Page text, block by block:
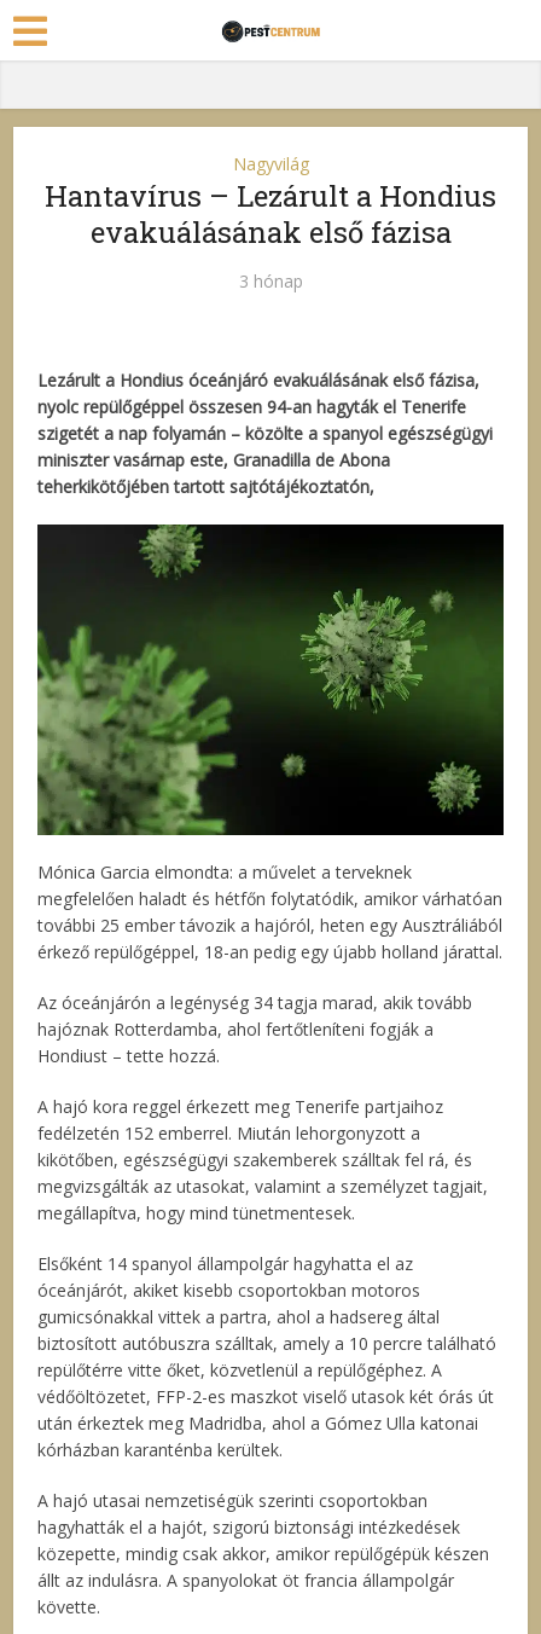
Nagyvilág
Hantavírus – Lezárult a Hondius
evakuálásának első fázisa
3 hónap
Lezárult a Hondius óceánjáró evakuálásának első fázisa,
nyolc repülőgéppel összesen 94-an hagyták el Tenerife
szigetét a nap folyamán – közölte a spanyol egészségügyi
miniszter vasárnap este, Granadilla de Abona
teherkikötőjében tartott sajtótájékoztatón,
Mónica Garcia elmondta: a művelet a terveknek
megfelelően haladt és hétfőn folytatódik, amikor várhatóan
további 25 ember távozik a hajóról, heten egy Ausztráliából
érkező repülőgéppel, 18-an pedig egy újabb holland járattal.
Az óceánjárón a legénység 34 tagja marad, akik tovább
hajóznak Rotterdamba, ahol fertőtleníteni fogják a
Hondiust – tette hozzá.
A hajó kora reggel érkezett meg Tenerife partjaihoz
fedélzetén 152 emberrel. Miután lehorgonyzott a
kikötőben, egészségügyi szakemberek szálltak fel rá, és
megvizsgálták az utasokat, valamint a személyzet tagjait,
megállapítva, hogy mind tünetmentesek.
Elsőként 14 spanyol állampolgár hagyhatta el az
óceánjárót, akiket kisebb csoportokban motoros
gumicsónakkal vittek a partra, ahol a hadsereg által
biztosított autóbuszra szálltak, amely a 10 percre található
repülőtérre vitte őket, közvetlenül a repülőgéphez. A
védőöltözetet, FFP-2-es maszkot viselő utasok két órás út
után érkeztek meg Madridba, ahol a Gómez Ulla katonai
kórházban karanténba kerültek.
A hajó utasai nemzetiségük szerinti csoportokban
hagyhatták el a hajót, szigorú biztonsági intézkedések
közepette, mindig csak akkor, amikor repülőgépük készen
állt az indulásra. A spanyolokat öt francia állampolgár
követte.